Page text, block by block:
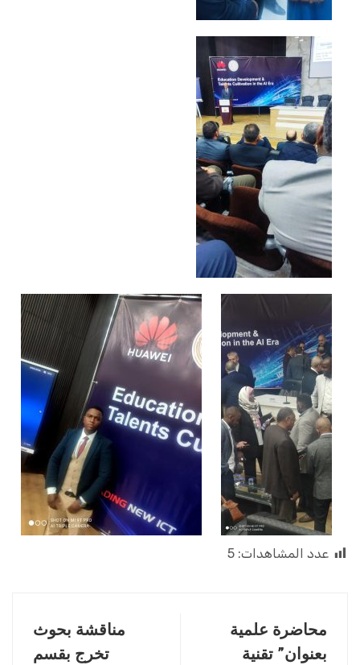
عدد المشاهدات: 5
مناقشة بحوث
تخرج بقسم
محاضرة علمية
بعنوان” تقنية